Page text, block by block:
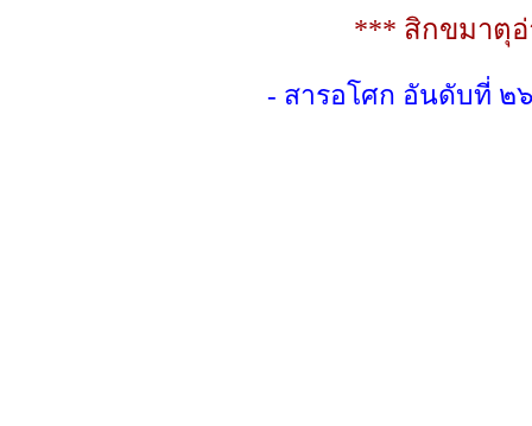
*** สิกขมาตุ
- สารอโศก อันดับที่